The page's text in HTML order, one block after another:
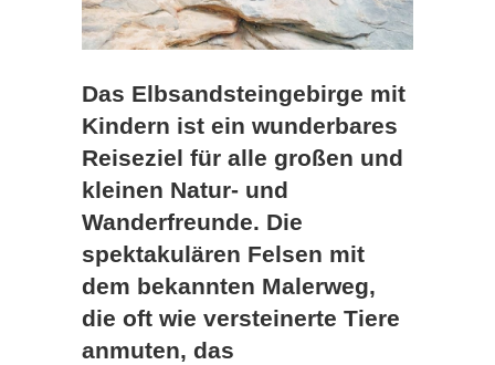
Das Elbsandsteingebirge mit
Kindern ist ein wunderbares
Reiseziel für alle großen und
kleinen Natur- und
Wanderfreunde. Die
spektakulären Felsen mit
dem bekannten Malerweg,
die oft wie versteinerte Tiere
anmuten, das